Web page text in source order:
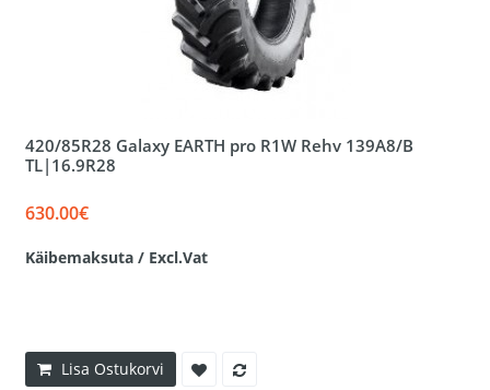
420/85R28 Galaxy EARTH pro R1W Rehv 139A8/B
TL|16.9R28
630.00€
Käibemaksuta / Excl.Vat
Lisa Ostukorvi